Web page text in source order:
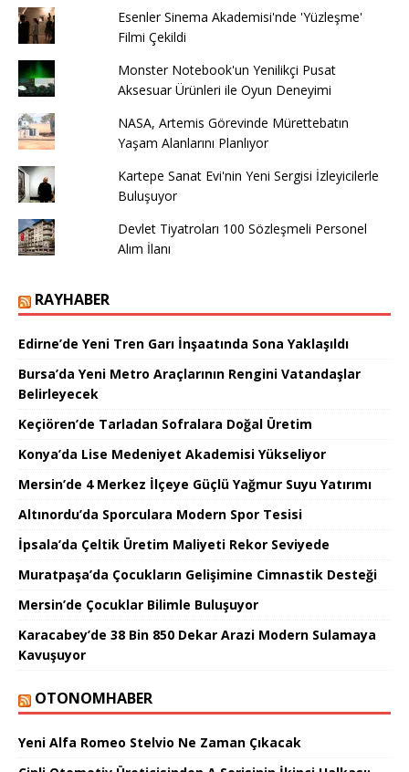
Esenler Sinema Akademisi'nde 'Yüzleşme'
Filmi Çekildi
Monster Notebook'un Yenilikçi Pusat
Aksesuar Ürünleri ile Oyun Deneyimi
NASA, Artemis Görevinde Mürettebatın
Yaşam Alanlarını Planlıyor
Kartepe Sanat Evi'nin Yeni Sergisi İzleyicilerle
Buluşuyor
Devlet Tiyatroları 100 Sözleşmeli Personel
Alım İlanı
RAYHABER
Edirne’de Yeni Tren Garı İnşaatında Sona Yaklaşıldı
Bursa’da Yeni Metro Araçlarının Rengini Vatandaşlar
Belirleyecek
Keçiören’de Tarladan Sofralara Doğal Üretim
Konya’da Lise Medeniyet Akademisi Yükseliyor
Mersin’de 4 Merkez İlçeye Güçlü Yağmur Suyu Yatırımı
Altınordu’da Sporculara Modern Spor Tesisi
İpsala’da Çeltik Üretim Maliyeti Rekor Seviyede
Muratpaşa’da Çocukların Gelişimine Cimnastik Desteği
Mersin’de Çocuklar Bilimle Buluşuyor
Karacabey’de 38 Bin 850 Dekar Arazi Modern Sulamaya
Kavuşuyor
OTONOMHABER
Yeni Alfa Romeo Stelvio Ne Zaman Çıkacak